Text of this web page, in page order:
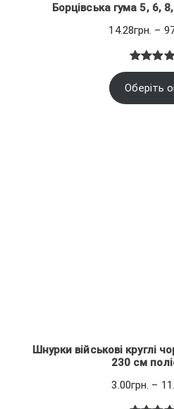
Борцівська гума 5, 6,
14.28грн. –
Рейтинг
4.86з 5
на
7
Оберіть
Шнурки військові круглі
230 см
3.00грн. –